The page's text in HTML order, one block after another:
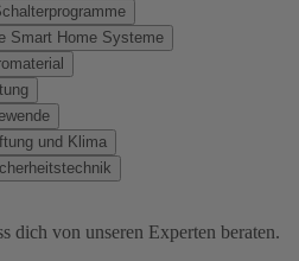
Smart Home Systeme
und Klima
dich von unseren Experten beraten.